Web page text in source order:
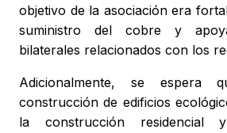
objetivo de la asociación era
suministro del cobre y
bilaterales relacionados con los
Adicionalmente, se espera
construcción de edificios
la construcción residencial